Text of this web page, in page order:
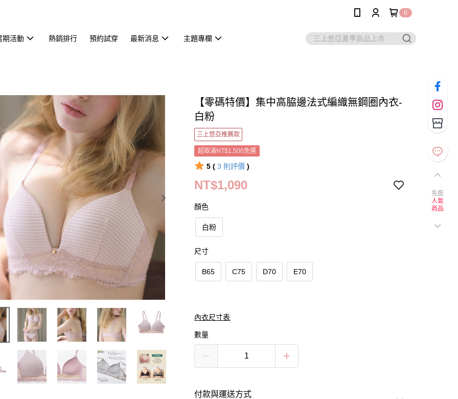
0
期活動 熱銷排行 預約試穿 最新消息 主題專欄
【零碼特價】集中高脇邊法式編織無鋼圈內衣-
白粉
三上悠亞推薦款
超取滿NT$1,500免運
5 ( 3 則評價 )
NT$1,090
顏色
白粉
尺寸
B65 C75 D70 E70
內衣尺寸表
數量
付款與運送方式
先逛
人氣
商品